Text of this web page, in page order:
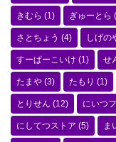
きむら (1) ぎゅーとら
さとちょう (4) しげの
すーぱーこいけ (1) せ
たまや (3) たもり (1)
とりせん (12) にいつ
にしてつストア (5) ま